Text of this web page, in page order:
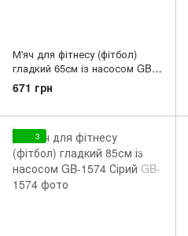
М'яч для фітнесу (фітбол)
гладкий 65см із насосом GB-
1540 Сірий
671 грн
3